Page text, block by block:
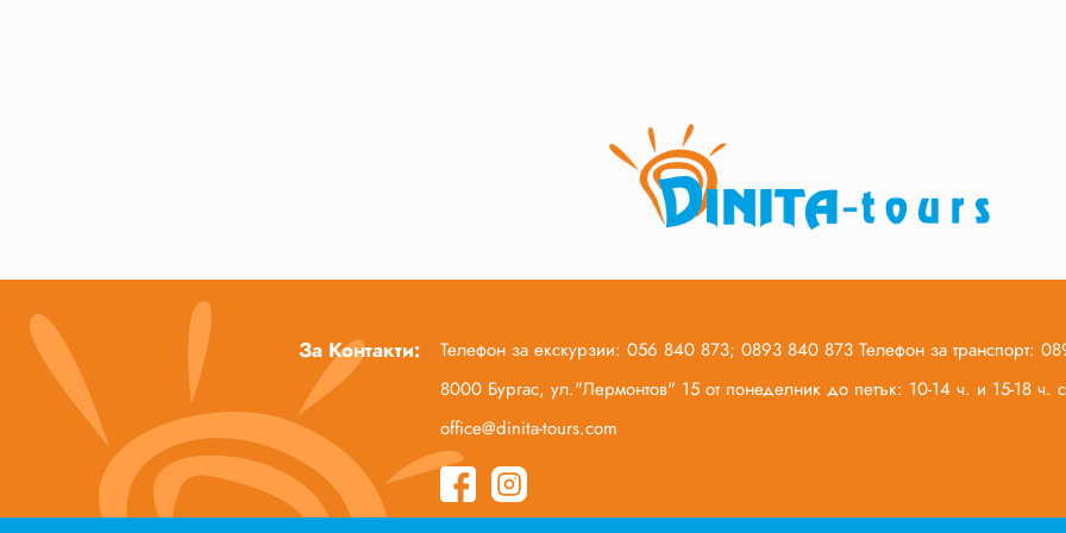
За Контакти:
Телефон за екскурзии: 056 840 873; 0893 840 873 Телефон за транспорт:
8000 Бургас, ул."Лермонтов" 15 от понеделник до петък: 10-14 ч. и 15-18 ч.
office@dinita-tours.com